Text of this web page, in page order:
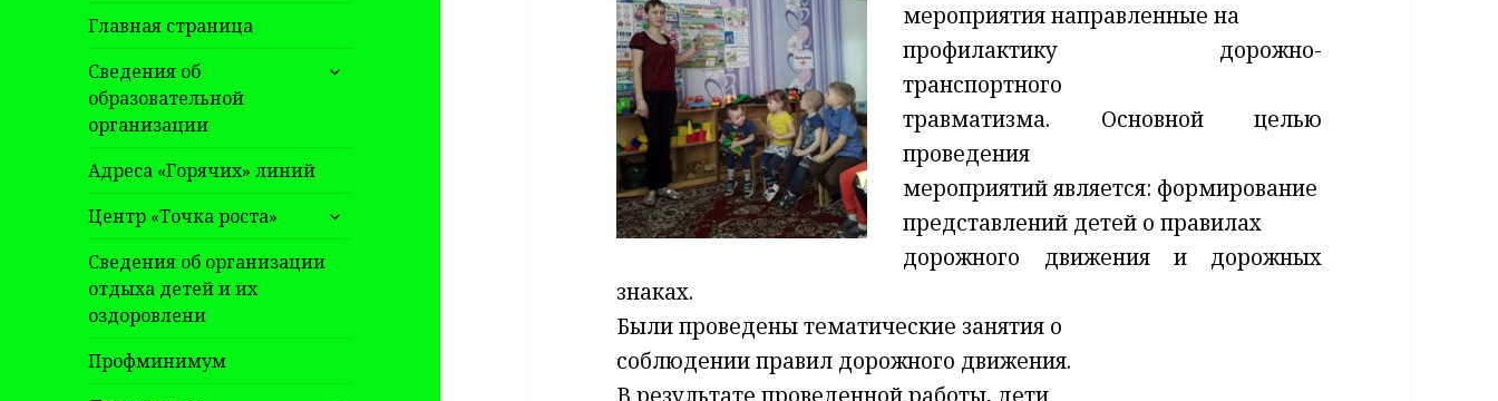
Главная страница
Сведения об
образовательной
организации
раскрыть
Адреса «Горячих» линий
Центр «Точка роста»
раскрыть
дочернее
меню
Сведения об организации
отдыха детей и их
оздоровлени
Профминимум
мероприятия направленные на
профилактику дорожно-
транспортного
травматизма. Основной целью
проведения
мероприятий является: формирование
представлений детей о правилах
дорожного движения и дорожных
знаках.
Были проведены тематические занятия о
соблюдении правил дорожного движения.